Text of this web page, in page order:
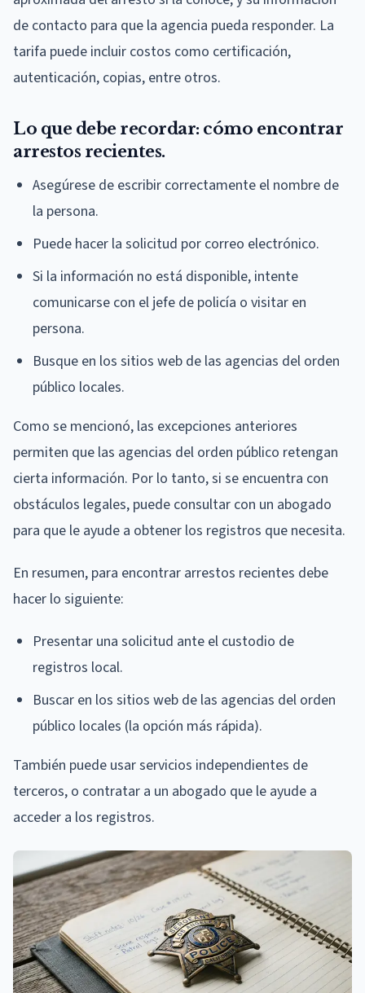
de contacto para que la agencia pueda responder. La
tarifa puede incluir costos como certificación,
autenticación, copias, entre otros.
Lo que debe recordar: cómo encontrar
arrestos recientes.
Asegúrese de escribir correctamente el nombre de
la persona.
Puede hacer la solicitud por correo electrónico.
Si la información no está disponible, intente
comunicarse con el jefe de policía o visitar en
persona.
Busque en los sitios web de las agencias del orden
público locales.
Como se mencionó, las excepciones anteriores
permiten que las agencias del orden público retengan
cierta información. Por lo tanto, si se encuentra con
obstáculos legales, puede consultar con un abogado
para que le ayude a obtener los registros que necesita.
En resumen, para encontrar arrestos recientes debe
hacer lo siguiente:
Presentar una solicitud ante el custodio de
registros local.
Buscar en los sitios web de las agencias del orden
público locales (la opción más rápida).
También puede usar servicios independientes de
terceros, o contratar a un abogado que le ayude a
acceder a los registros.